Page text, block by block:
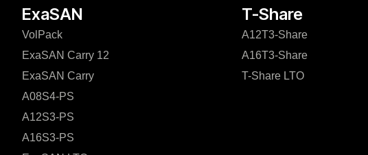
ExaSAN T-Share
VolPack
ExaSAN Carry 12
ExaSAN Carry
A08S4-PS
A12S3-PS
A16S3-PS
A12T3-Share
A16T3-Share
T-Share LTO